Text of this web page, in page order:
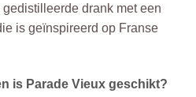
drank met een
is geïnspireerd op Franse
is Parade Vieux geschikt?